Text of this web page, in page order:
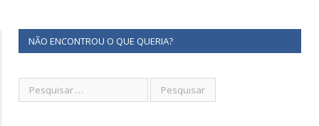
NÃO ENCONTROU O QUE QUERIA?